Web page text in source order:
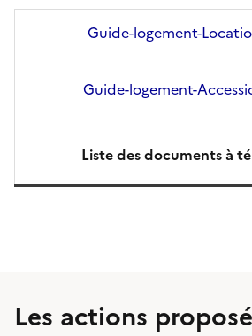
Liste des documents à
Guide-logement-
Guide-logement-
Les actions